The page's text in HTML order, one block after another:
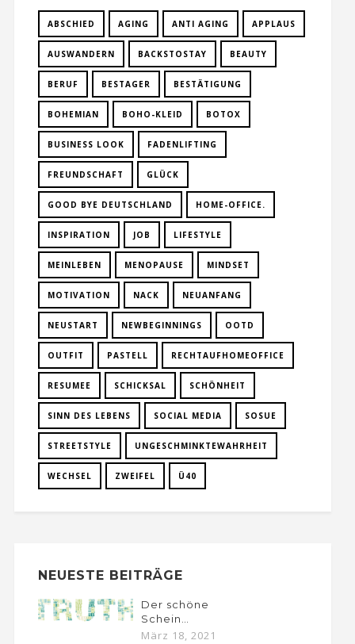
ABSCHIED AGING ANTI AGING APPLAUS
AUSWANDERN BACKSTOSTAY BEAUTY
BERUF BESTAGER BESTÄTIGUNG
BOHEMIAN BOHO-KLEID BOTOX
BUSINESS LOOK FADENLIFTING
FREUNDSCHAFT GLÜCK
GOOD BYE DEUTSCHLAND HOME-OFFICE.
INSPIRATION JOB LIFESTYLE
MEINLEBEN MENOPAUSE MINDSET
MOTIVATION NACK NEUANFANG
NEUSTART NEWBEGINNINGS OOTD
OUTFIT PASTELL RECHTAUFHOMEOFFICE
RESUMEE SCHICKSAL SCHÖNHEIT
SINN DES LEBENS SOCIAL MEDIA SOSUE
STREETSTYLE UNGESCHMINKTEWAHRHEIT
WECHSEL ZWEIFEL Ü40
NEUESTE BEITRÄGE
Der schöne
Schein…
März 18, 2021